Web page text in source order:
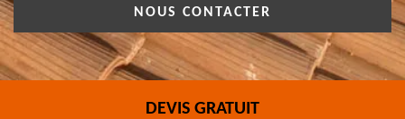
NOUS CONTACTER
DEVIS GRATUIT